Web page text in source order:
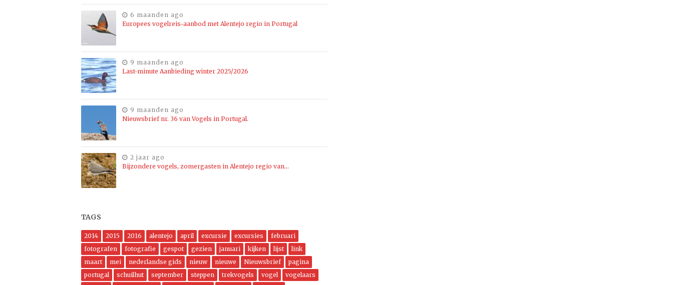
6 maanden ago
Europees vogelreis-aanbod met Alentejo regio in Portugal
9 maanden ago
Last-minute Aanbieding winter 2025/2026
9 maanden ago
Nieuwsbrief nr. 36 van Vogels in Portugal.
2 jaar ago
Bijzondere vogels, zomergasten in Alentejo regio van…
TAGS
2014 2015 2016 alentejo april excursie excursies
februari
fotografen
fotografie gespot gezien januari kijken lijst
link
maart
mei nederlandse gids nieuw nieuwe Nieuwsbrief
pagina
portugal
schuilhut september steppen trekvogels vogel
vogelaars